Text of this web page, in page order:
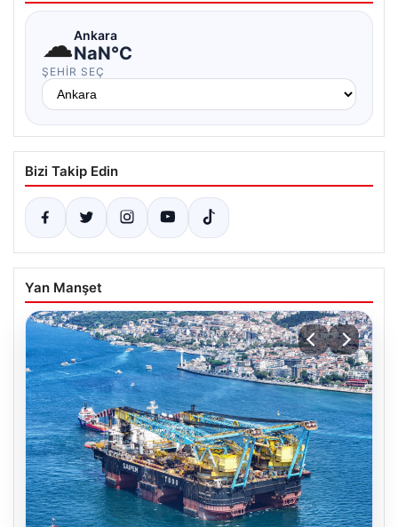
☁Ankara
NaN°C
ŞEHIR SEÇ
Bizi Takip Edin
Yan Manşet